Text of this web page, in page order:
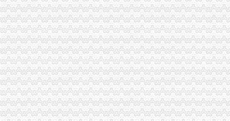
美亚集团-美亚国际机票代理,国际机票预订,美亚价机票预订,国
招商银行--重庆百货（）2013年度日常关联交易预计公告
包头到渝中区物流货运北京到渝中区物流搬家-产品展示-
【重庆商社力】现代,郑州日产经销商_销售电话：
人民法院公告_搜狐其它_搜狐网
重庆百货（）_公司公告_重庆百货大楼股份有限公司关于预计
杜邦制冷_德国谷轮_德国比泽尔-重庆市渝中区长江制冷设备经营部-
网上签订合同,被骗预付款我公司在2016年04月和一个代理公司签订
重庆环保产品标志认证|重庆有机认证|重庆普道企业管理咨询有限公司
【渝中机用锯条价格】渝中机用锯条报价/渝中机用锯条哪里买/哪里卖
重庆百货（）_公司公告_重庆百货大楼股份有限公司2013年度